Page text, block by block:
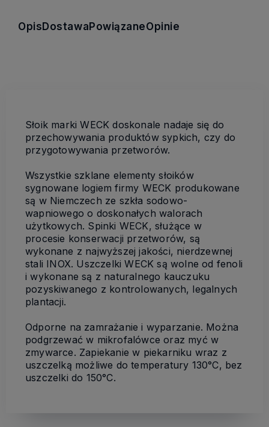
Opis Dostawa PowiązaneOpinie
Słoik marki WECK doskonale nadaje się do
przechowywania produktów sypkich, czy do
przygotowywania przetworów.
Wszystkie szklane elementy słoików
sygnowane logiem firmy WECK produkowane
są w Niemczech ze szkła sodowo-
wapniowego o doskonałych walorach
użytkowych. Spinki WECK, służące w
procesie konserwacji przetworów, są
wykonane z najwyższej jakości, nierdzewnej
stali INOX. Uszczelki WECK są wolne od fenoli
i wykonane są z naturalnego kauczuku
pozyskiwanego z kontrolowanych, legalnych
plantacji.
Odporne na zamrażanie i wyparzanie. Można
podgrzewać w mikrofalówce oraz myć w
zmywarce. Zapiekanie w piekarniku wraz z
uszczelką możliwe do temperatury 130°C, bez
uszczelki do 150°C.